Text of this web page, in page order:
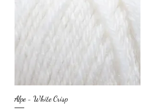
Alpe - White Crisp